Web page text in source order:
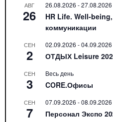
АВГ
26
26.08.2026 -27.08.2026
HR Life. Well-
коммуникации
СЕН
2
02.09.2026 -04.09.2026
ОТДЫХ Leisure
СЕН
3
Весь день
CORE.Офисы
СЕН
7
07.09.2026 -08.09.2026
Персонал Экспо